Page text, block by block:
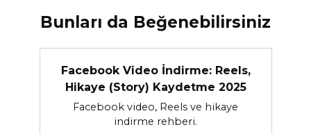
Bunları da Beğenebilirsiniz
Facebook Video İndirme: Reels,
Hikaye (Story) Kaydetme 2025
Facebook video, Reels ve hikaye
indirme rehberi.